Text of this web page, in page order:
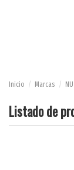
Inicio Marcas
Listado de